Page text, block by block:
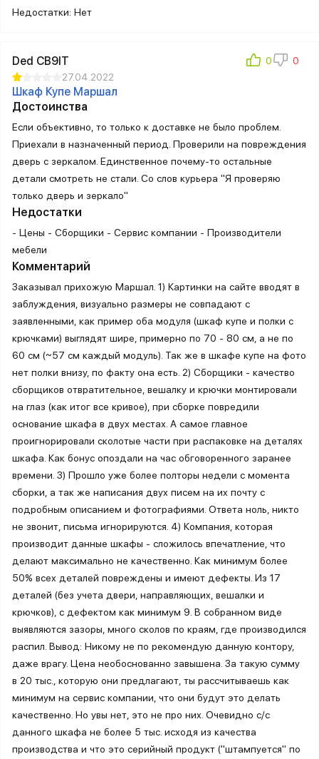
Недостатки: Нет
Ded CB9IT
27.04.2022
Шкаф Купе Маршал
Достоинства
Если объективно, то только к доставке не было проблем.
Приехали в назначенный период. Проверили на повреждения
дверь с зеркалом. Единственное почему-то остальные
детали смотреть не стали. Со слов курьера "Я проверяю
только дверь и зеркало"
Недостатки
- Цены - Сборщики - Сервис компании - Производители
мебели
Комментарий
Заказывал прихожую Маршал. 1) Картинки на сайте вводят в
заблуждения, визуально размеры не совпадают с
заявленными, как пример оба модуля (шкаф купе и полки с
крючками) выглядят шире, примерно по 70 - 80 см, а не по
60 см (~57 см каждый модуль). Так же в шкафе купе на фото
нет полки внизу, по факту она есть. 2) Сборщики - качество
сборщиков отвратительное, вешалку и крючки монтировали
на глаз (как итог все кривое), при сборке повредили
основание шкафа в двух местах. А самое главное
проигнорировали сколотые части при распаковке на деталях
шкафа. Как бонус опоздали на час обговоренного заранее
времени. 3) Прошло уже более полторы недели с момента
сборки, а так же написания двух писем на их почту с
подробным описанием и фотографиями. Ответа ноль, никто
не звонит, письма игнорируются. 4) Компания, которая
производит данные шкафы - сложилось впечатление, что
делают максимально не качественно. Как минимум более
50% всех деталей повреждены и имеют дефекты. Из 17
деталей (без учета двери, направляющих, вешалки и
крючков), с дефектом как минимум 9. В собранном виде
выявляются зазоры, много сколов по краям, где производился
распил. Вывод: Никому не по рекомендую данную контору,
даже врагу. Цена необоснованно завышена. За такую сумму
в 20 тыс., которую они предлагают, ты рассчитываешь как
минимум на сервис компании, что они будут это делать
качественно. Но увы нет, это не про них. Очевидно с/с
данного шкафа не более 5 тыс. исходя из качества
производства и что это серийный продукт ("штампуется" по